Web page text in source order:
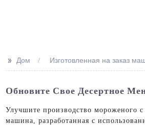
>> Дом Изготовленная на заказ
Обновите Свое Десертное
Улучшите производство мороженого
машина, разработанная с